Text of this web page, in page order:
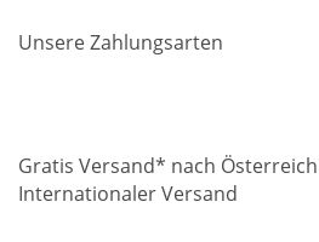
Unsere Zahlungsarten
Gratis Versand* nach Österreich
Internationaler Versand